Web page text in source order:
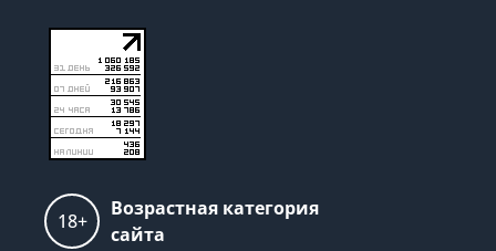
18+
Возрастная категория
сайта